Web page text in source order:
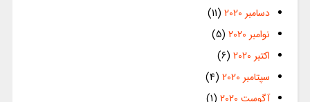
دسامبر 2020
(11)
نوامبر 2020
(5)
اکتبر 2020
(6)
سپتامبر 2020
(4)
آگوست 2020
(1)